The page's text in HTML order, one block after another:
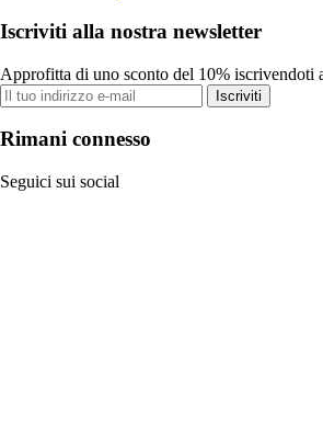
Iscriviti alla nostra newsletter
Approfitta di uno sconto del 10% iscrivendoti
Iscriviti
Rimani connesso
Seguici sui social